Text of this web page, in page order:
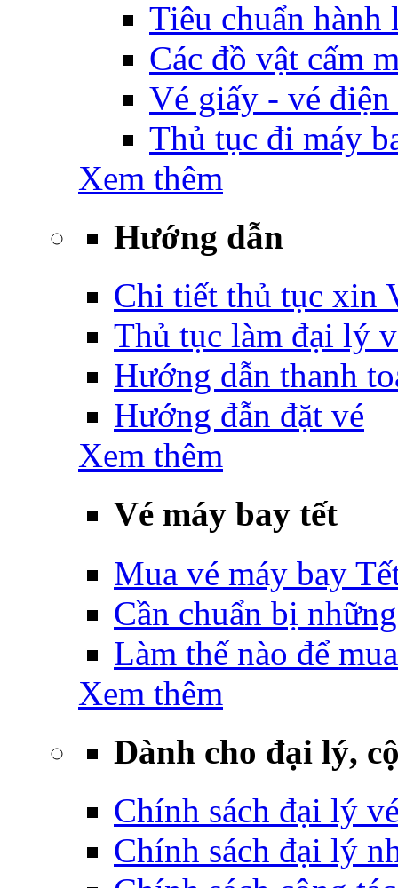
Tiêu chuẩn
Các đồ vật cấm
Vé giấy - vé
Thủ tục đi máy
Xem thêm
Hướng dẫn
Chi tiết thủ tục xin
Thủ tục làm đại lý
Hướng dẫn thanh
Hướng đẫn đặt vé
Xem thêm
Vé máy bay tết
Mua vé máy bay
Cần chuẩn bị
Làm thế nào để
Xem thêm
Dành cho đại lý,
Chính sách đại lý
Chính sách đại lý